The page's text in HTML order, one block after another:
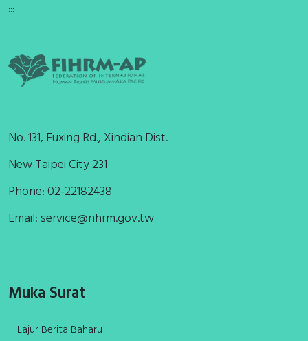
:::
No. 131, Fuxing Rd., Xindian Dist.
New Taipei City 231
Phone: 02-22182438
Email: service@nhrm.gov.tw
Muka Surat
Lajur Berita Baharu